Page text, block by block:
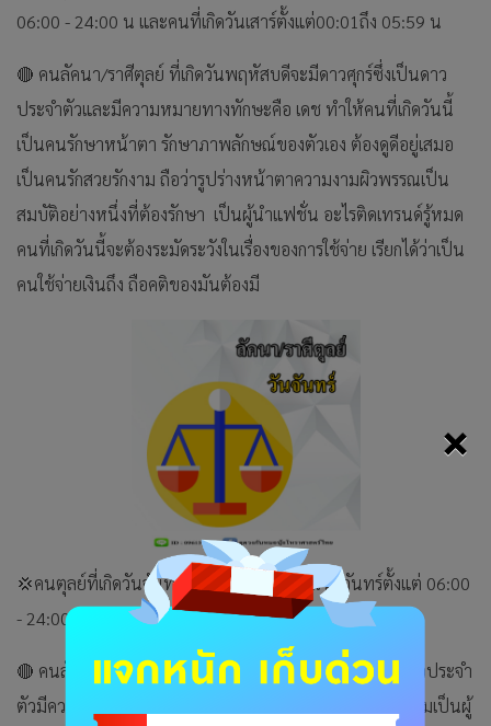
×
06:00 - 24:00 น และคนที่เกิดวันเสาร์ตั้งแต่00:01ถึง 05:59 น
🔴 คนลัคนา/ราศีตุลย์ ที่เกิดวันพฤหัสบดีจะมีดาวศุกร์ซึ่งเป็นดาว
ประจำตัวและมีความหมายทางทักษะคือ เดช ทำให้คนที่เกิดวันนี้
เป็นคนรักษาหน้าตา รักษาภาพลักษณ์ของตัวเอง ต้องดูดีอยู่เสมอ
เป็นคนรักสวยรักงาม ถือว่ารูปร่างหน้าตาความงามผิวพรรณเป็น
สมบัติอย่างหนึ่งที่ต้องรักษา เป็นผู้นำแฟชั่น อะไรติดเทรนด์รู้หมด
คนที่เกิดวันนี้จะต้องระมัดระวังในเรื่องของการใช้จ่าย เรียกได้ว่าเป็น
คนใช้จ่ายเงินถึง ถือคติของมันต้องมี
💢คนตุลย์ที่เกิดวันจันทร์ หมายถึงคนที่เกิดในวันจันทร์ตั้งแต่ 06:00
- 24:00 น และคนที่เกิดวันอังคารตั้งแต่00:01ถึง 05:59 น
🔴 คนลัคนา/ราศีตุลย์ ที่เกิดวันจันทร์ จะมีดาวศุกร์ซึ่งเป็นดาวประจำ
ตัวมีความหมายทางทักษาคือมนตรี ทำให้ผู้ที่เกิดวันนี้ มีความเป็นผู้